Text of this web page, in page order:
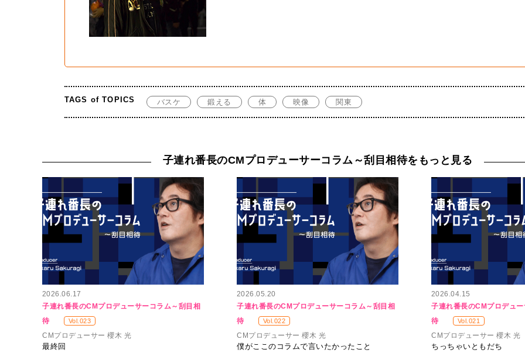
TAGS of TOPICS バスケ 鍛える 体 映像 関東
子連れ番長のCMプロデューサーコラム～刮目相待をもっと見る
2026.06.17
子連れ番長のCMプロデューサーコラム～刮目相
待
Vol.023
CMプロデューサー 櫻木 光
最終回
2026.05.20
子連れ番長のCMプロデューサーコラム～刮目相
待
Vol.022
CMプロデューサー 櫻木 光
僕がここのコラムで言いたかったこと
2026.04.15
子連れ番長のCMプロデュ
待
Vol.021
CMプロデューサー 櫻木 光
ちっちゃいともだち